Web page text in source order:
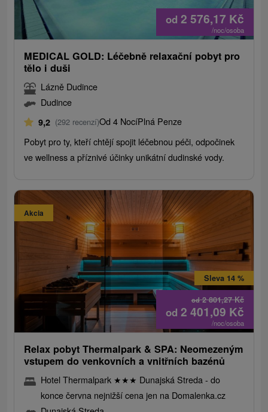
od 2 576,17 Kč
/noc/osoba
MEDICAL GOLD: Léčebně relaxační pobyt pro
tělo i duši
Lázně Dudince
Dudince
9,2 (292 recenzí)Od 4 NocíPlná Penze
Pobyt pro ty, kteří chtějí spojit léčebnou péči, odpočinek
ve wellness a příznivé účinky unikátní dudinské vody.
Akcia
od2 801,27Kč
Sleva 14 %
od 2 401,09 Kč
/noc/osoba
Relax pobyt Thermalpark & ​​SPA: Neomezeným
vstupem do venkovních a vnitřních bazénů
Hotel Thermalpark ★★★ Dunajská Streda - do
konce června nejnižší cena jen na Domalenka.cz